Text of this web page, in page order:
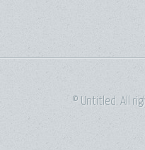
© Untitled. All